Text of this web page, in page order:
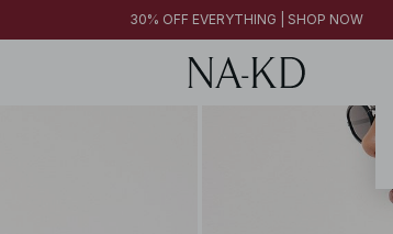
30% OFF EVERYTHING | SHOP NOW